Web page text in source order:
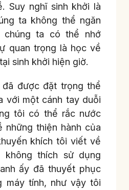
Suy nghĩ sinh khởi là
ta không thể ngăn
chúng ta có thể nhớ
quan trọng là học về
sinh khởi hiện giờ.
được đặt trọng thể
với một cánh tay duỗi
tôi có thể rắc nước
những thiện hành của
khích tôi viết về
thích sử dụng
ấy đã thuyết phục
máy tính, như vậy tôi